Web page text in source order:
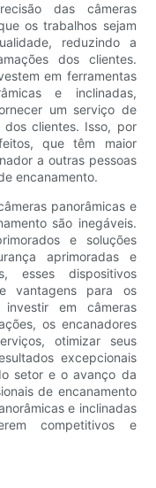
das câmeras
os trabalhos sejam
reduzindo a
dos clientes.
em ferramentas
e inclinadas,
um serviço de
clientes. Isso, por
que têm maior
a outras pessoas
encanamento.
panorâmicas e
são inegáveis.
e soluções
aprimoradas e
esses dispositivos
vantagens para os
investir em câmeras
os encanadores
otimizar seus
excepcionais
setor e o avanço da
de encanamento
e inclinadas
competitivos e